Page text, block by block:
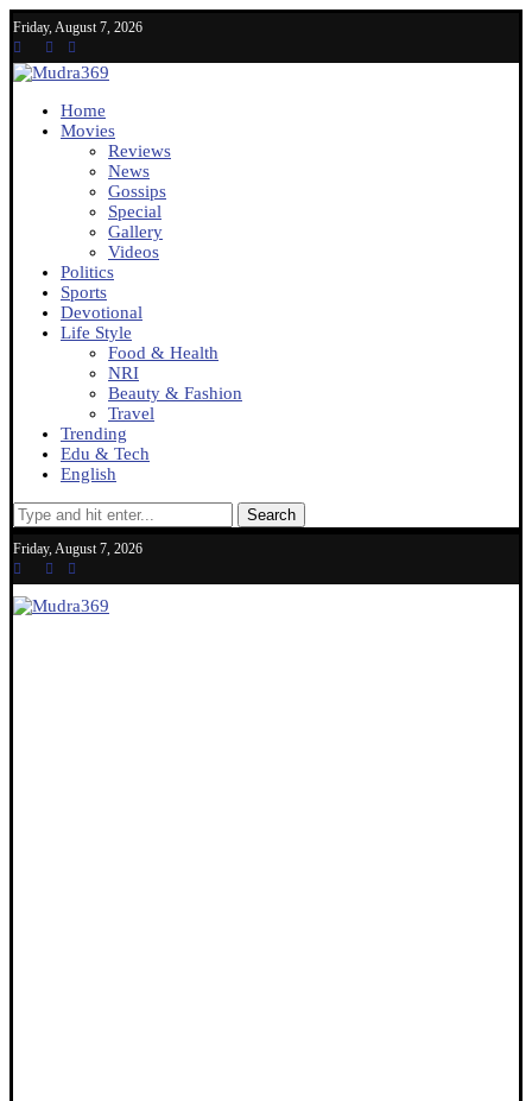
Friday, August 7, 2026
Home
Movies
Reviews
News
Gossips
Special
Gallery
Videos
Politics
Sports
Devotional
Life Style
Food & Health
NRI
Beauty & Fashion
Travel
Trending
Edu & Tech
English
Search
Friday, August 7, 2026